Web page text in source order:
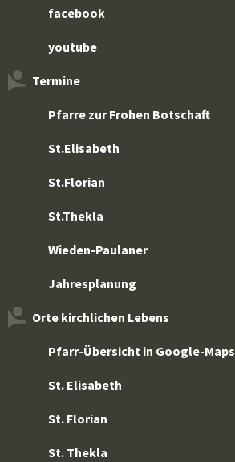
facebook
youtube
Termine
Pfarre zur Frohen Botschaft
St.Elisabeth
St.Florian
St.Thekla
Wieden-Paulaner
Jahresplanung
Orte kirchlichen Lebens
Pfarr-Übersicht in Google-Maps
St. Elisabeth
St. Florian
St. Thekla